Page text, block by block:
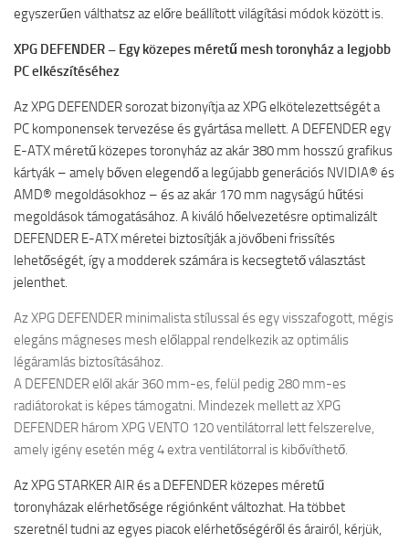
egyszerűen válthatsz az előre beállított világítási módok között is.
XPG DEFENDER – Egy közepes méretű mesh toronyház a legjobb
PC elkészítéséhez
Az XPG DEFENDER sorozat bizonyítja az XPG elkötelezettségét a
PC komponensek tervezése és gyártása mellett. A DEFENDER egy
E-ATX méretű közepes toronyház az akár 380 mm hosszú grafikus
kártyák – amely bőven elegendő a legújabb generációs NVIDIA® és
AMD® megoldásokhoz – és az akár 170 mm nagyságú hűtési
megoldások támogatásához. A kiváló hőelvezetésre optimalizált
DEFENDER E-ATX méretei biztosítják a jövőbeni frissítés
lehetőségét, így a modderek számára is kecsegtető választást
jelenthet.
Az XPG DEFENDER minimalista stílussal és egy visszafogott, mégis
elegáns mágneses mesh előlappal rendelkezik az optimális
légáramlás biztosításához.
A DEFENDER elől akár 360 mm-es, felül pedig 280 mm-es
radiátorokat is képes támogatni. Mindezek mellett az XPG
DEFENDER három XPG VENTO 120 ventilátorral lett felszerelve,
amely igény esetén még 4 extra ventilátorral is kibővíthető.
Az XPG STARKER AIR és a DEFENDER közepes méretű
toronyházak elérhetősége régiónként változhat. Ha többet
szeretnél tudni az egyes piacok elérhetőségéről és árairól, kérjük,